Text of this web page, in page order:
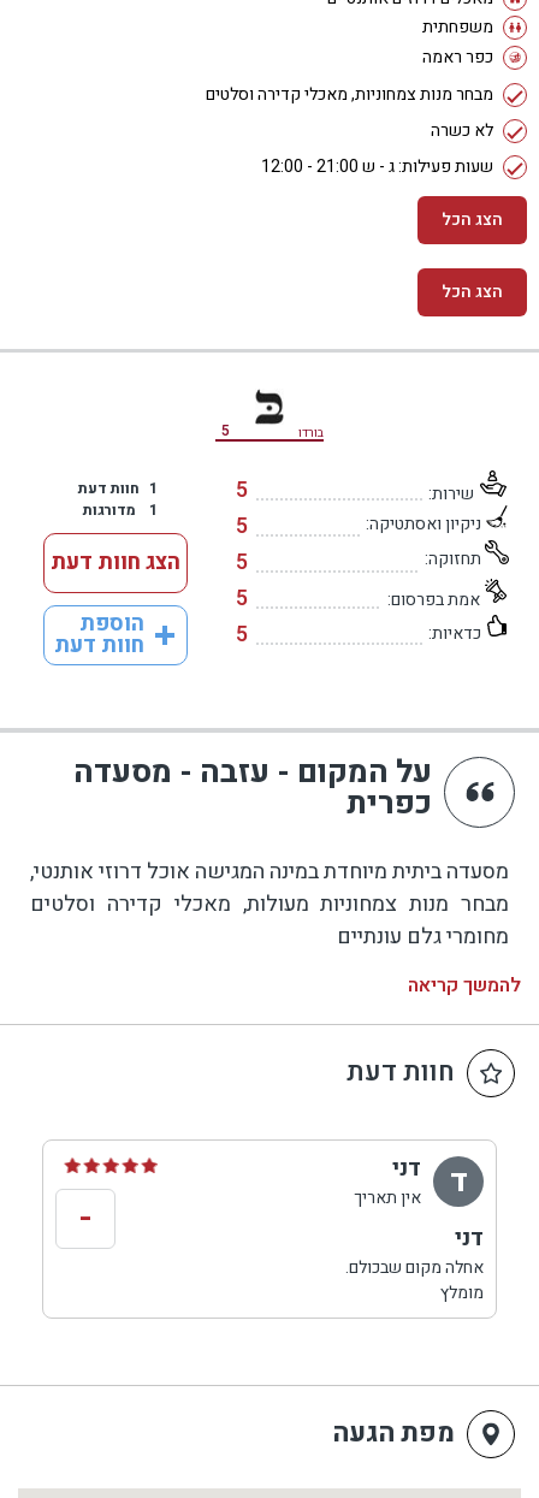
משפחתית
כפר ראמה
מבחר מנות צמחוניות, מאכלי קדירה וסלטים
לא כשרה
שעות פעילות: ג - ש 21:00 - 12:00
הצג הכל
הצג הכל
בורדו 5
שירות: 5
ניקיון ואסתטיקה: 5
תחזוקה: 5
אמת בפרסום: 5
כדאיות: 5
1 חוות דעת
1
מדורגות
הצג חוות דעת
הוספת
חוות דעת
על המקום - עזבה - מסעדה
כפרית
מסעדה ביתית מיוחדת במינה המגישה אוכל דרוזי אותנטי,
מבחר מנות צמחוניות מעולות, מאכלי קדירה וסלטים
מחומרי גלם עונתיים
להמשך קריאה
חוות דעת
ד דני
אין תאריך
דני
אחלה מקום שבכולם.
מומלץ
-
מפת הגעה